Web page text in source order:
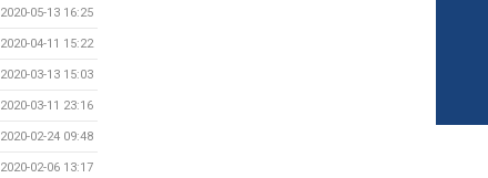
2020-05-13 16:25
2020-04-11 15:22
2020-03-13 15:03
2020-03-11 23:16
2020-02-24 09:48
2020-02-06 13:17